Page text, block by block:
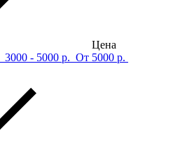
Цена
3000 - 5000 р. От 5000 р.